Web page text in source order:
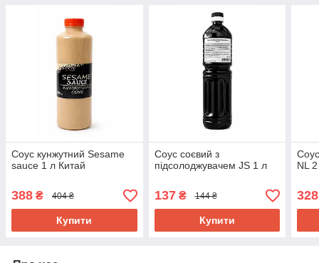
Соус кунжутний Sesame
sauce 1 л Китай
388 ₴ 404 ₴
Купити
Соус соєвий з
підсолоджувачем JS 1 л
137₴ 144 ₴
Купити
NL
328